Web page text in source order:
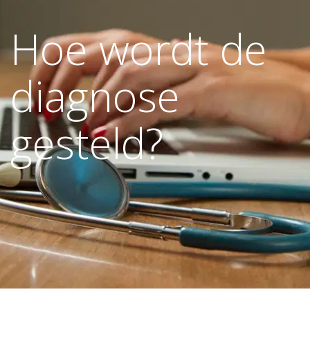
Hoe wordt de
diagnose
gesteld?